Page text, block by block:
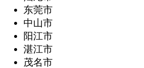
东莞市
中山市
阳江市
湛江市
茂名市